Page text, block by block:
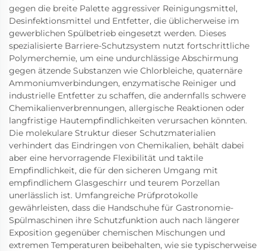
gegen die breite Palette aggressiver Reinigungsmittel,
Desinfektionsmittel und Entfetter, die üblicherweise im
gewerblichen Spülbetrieb eingesetzt werden. Dieses
spezialisierte Barriere-Schutzsystem nutzt fortschrittliche
Polymerchemie, um eine undurchlässige Abschirmung
gegen ätzende Substanzen wie Chlorbleiche, quaternäre
Ammoniumverbindungen, enzymatische Reiniger und
industrielle Entfetter zu schaffen, die andernfalls schwere
Chemikalienverbrennungen, allergische Reaktionen oder
langfristige Hautempfindlichkeiten verursachen könnten.
Die molekulare Struktur dieser Schutzmaterialien
verhindert das Eindringen von Chemikalien, behält dabei
aber eine hervorragende Flexibilität und taktile
Empfindlichkeit, die für den sicheren Umgang mit
empfindlichem Glasgeschirr und teurem Porzellan
unerlässlich ist. Umfangreiche Prüfprotokolle
gewährleisten, dass die Handschuhe für Gastronomie-
Spülmaschinen ihre Schutzfunktion auch nach längerer
Exposition gegenüber chemischen Mischungen und
extremen Temperaturen beibehalten, wie sie typischerweise